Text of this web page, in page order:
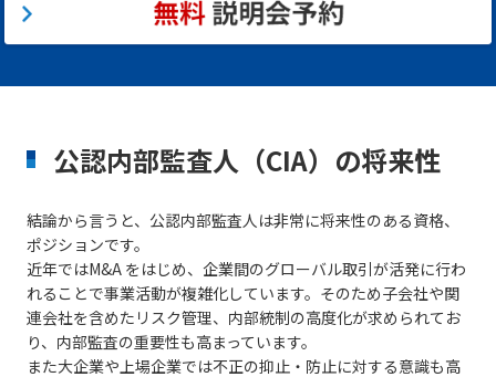
公認内部監査人（CIA）の将来性
結論から言うと、公認内部監査人は非常に将来性のある資格、
ポジションです。
近年ではM&A をはじめ、企業間のグローバル取引が活発に行わ
れることで事業活動が複雑化しています。そのため子会社や関
連会社を含めたリスク管理、内部統制の高度化が求められてお
り、内部監査の重要性も高まっています。
また大企業や上場企業では不正の抑止・防止に対する意識も高